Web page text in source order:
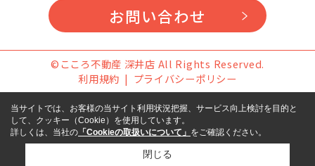
お問い合わせ
©こころ不動産 深井店 All Rights Reserved.
利用規約
プライバシーポリシー
当サイトでは、お客様の当サイト利用状況把握、サービス向上検討を目的と
して、クッキー（Cookie）を使用しています。
詳しくは、当社の 「Cookieの取扱いについて」 をご確認ください。
閉じる